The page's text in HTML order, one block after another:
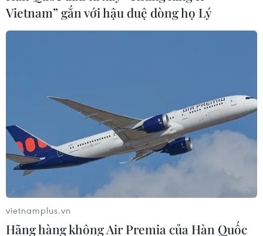
chuẩn bị tốt cho trận gặp Iraq.
VN thắng Philippines 2-0: HLV Troussier
Vietnam” gắn với hậu duệ dòng họ Lý
vietnamplus.vn
Hãng hàng không Air Premia của Hàn Quốc